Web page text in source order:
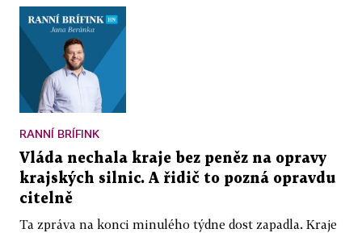
RANNÍ BRÍFINK
Vláda nechala kraje bez peněz na opravy
krajských silnic. A řidič to pozná opravdu
citelně
Ta zpráva na konci minulého týdne dost zapadla. Kraje